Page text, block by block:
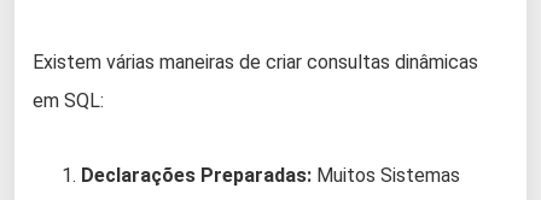
Existem várias maneiras de criar consultas dinâmicas
em SQL:
Declarações Preparadas: Muitos Sistemas